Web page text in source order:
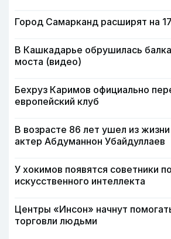
Город Самарканд расширят на
В Кашкадарье обрушилась
моста (видео)
Бехруз Каримов официально
европейский клуб
В возрасте 86 лет ушел из
актер Абдуманнон Убайдуллаев
У хокимов появятся советники
искусственного интеллекта
Центры «Инсон» начнут
торговли людьми